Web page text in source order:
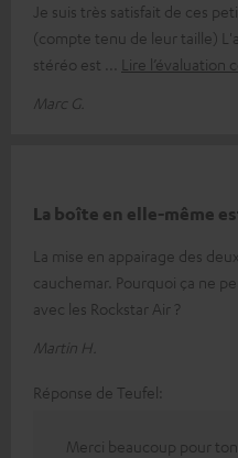
Je suis très satisfait de ces
(compte tenu de leur taille)
stéréo est
Lire l’évaluation
Marc G.
La boîte en elle-même
La mise en appairage des
cauchemar. Pourquoi ça ne
avec les Rockstar Air ?
Martin H.
Réponse de Teufel:
Merci beaucoup pour ton